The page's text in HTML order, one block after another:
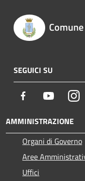
SEGUICI SU
Facebook Youtube
AMMINISTRAZIONE
Organi di Governo
Aree
Uffici